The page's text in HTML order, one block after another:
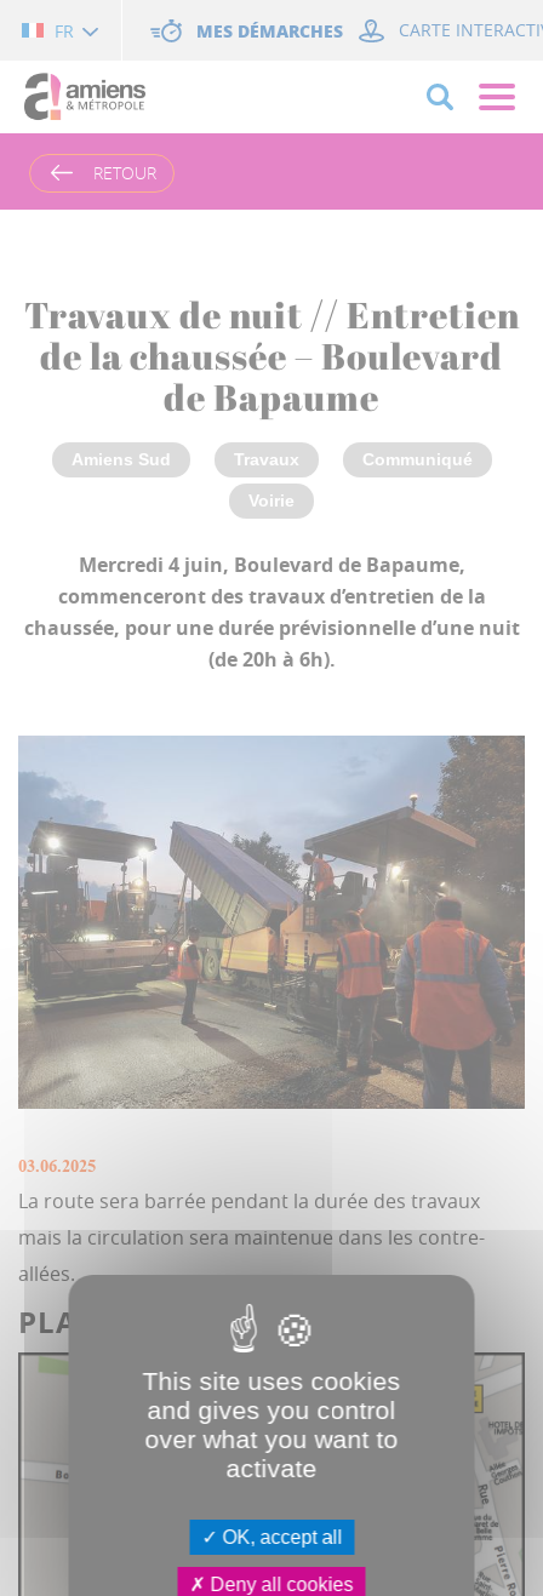
FR MES DÉMARCHES CARTE
RETOUR
Travaux de nuit // Entretien
de la chaussée – Boulevard
de Bapaume
Amiens Sud Travaux Communiqué
Voirie
Mercredi 4 juin, Boulevard de Bapaume,
commenceront des travaux d’entretien de la
chaussée, pour une durée prévisionnelle d’une nuit
(de 20h à 6h).
03.06.2025
La route sera barrée pendant la durée des travaux
mais la circulation sera maintenue dans les contre-
allées.
PLAN DE SITUATION :
This site uses cookies
and gives you control
over what you want to
activate
OK, accept all
Deny all cookies